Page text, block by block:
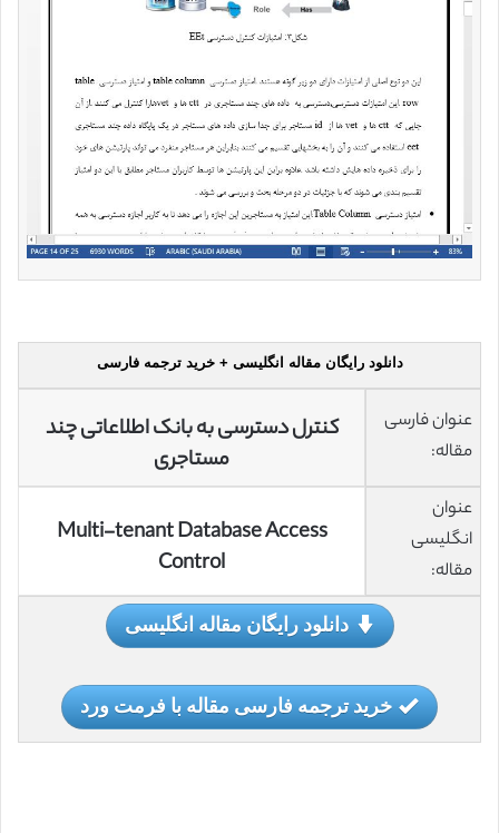
دانلود رایگان مقاله انگلیسی + خرید ترجمه فارسی
عنوان فارسی
مقاله:
کنترل دسترسی به بانک اطلاعاتی چند
مستاجری
عنوان
انگلیسی
مقاله:
Multi-tenant Database Access
Control
دانلود رایگان مقاله انگلیسی
خرید ترجمه فارسی مقاله با فرمت ورد